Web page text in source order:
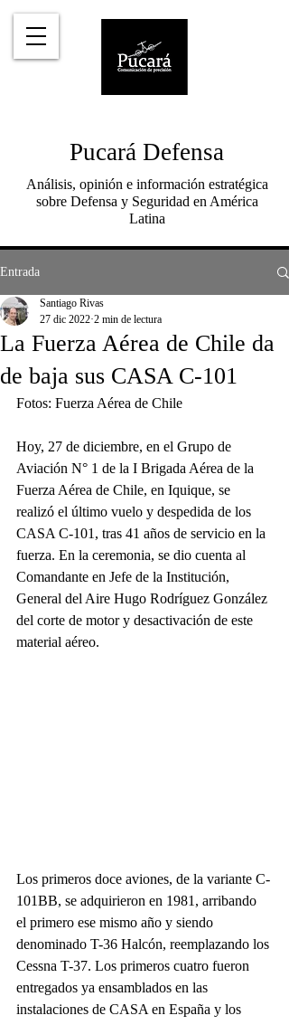
Pucará Defensa
Análisis, opinión e información estratégica
sobre Defensa y Seguridad en América
Latina
Entrada
La Fuerza Aérea de Chile da
de baja sus CASA C-101
Santiago Rivas
27 dic 2022 2 min de lectura
Fotos: Fuerza Aérea de Chile
Hoy, 27 de diciembre, en el Grupo de
Aviación N° 1 de la I Brigada Aérea de la
Fuerza Aérea de Chile, en Iquique, se
realizó el último vuelo y despedida de los
CASA C-101, tras 41 años de servicio en la
fuerza. En la ceremonia, se dio cuenta al
Comandante en Jefe de la Institución,
General del Aire Hugo Rodríguez González
del corte de motor y desactivación de este
material aéreo.
Los primeros doce aviones, de la variante C-
101BB, se adquirieron en 1981, arribando
el primero ese mismo año y siendo
denominado T-36 Halcón, reemplazando los
Cessna T-37. Los primeros cuatro fueron
entregados ya ensamblados en las
instalaciones de CASA en España y los